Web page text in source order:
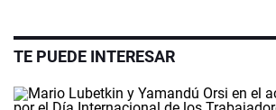
TE PUEDE INTERESAR